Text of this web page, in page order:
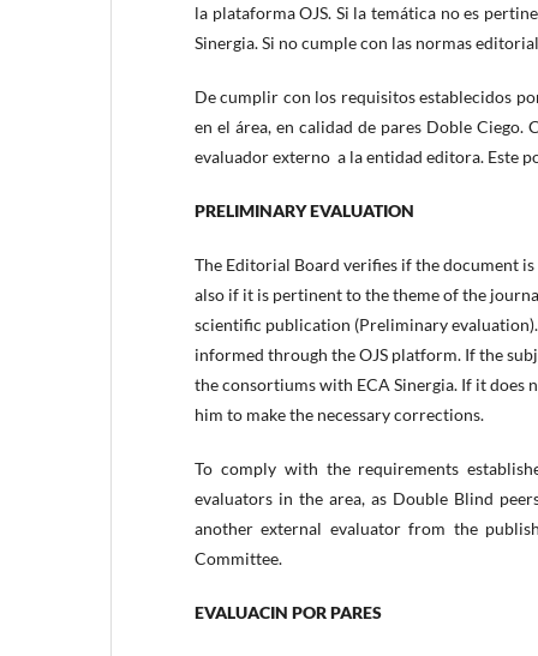
la plataforma OJS. Si la temática no es
Sinergia. Si no cumple con las normas
De cumplir con los requisitos establecidos
en el área, en calidad de pares Doble
evaluador externo a la entidad editora. Este
PRELIMINARY EVALUATION
The Editorial Board verifies if the document
also if it is pertinent to the theme of the
scientific publication (Preliminary
informed through the OJS platform. If the
the consortiums with ECA Sinergia. If it
him to make the necessary corrections.
To comply with the requirements
evaluators in the area, as Double Blind
another external evaluator from the
Committee.
EVALUACIN POR PARES